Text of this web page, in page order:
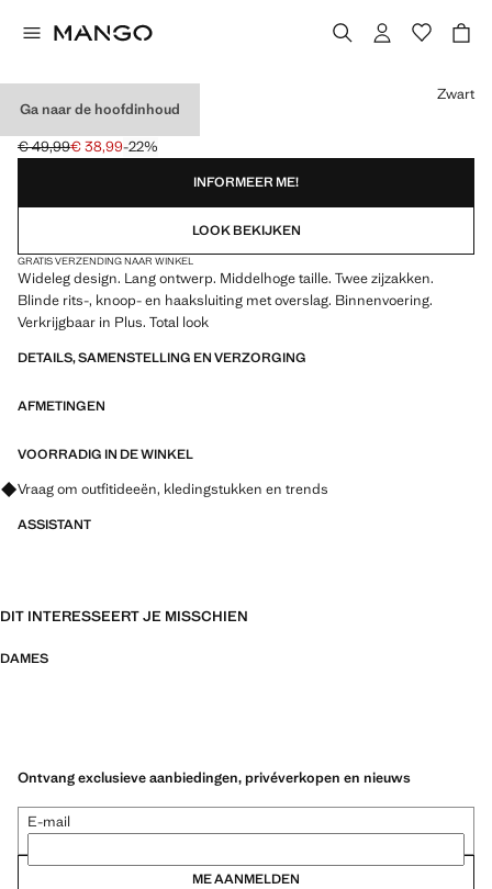
Ga naar de hoofdinhoud
Oorspronkelijke prijs doorgehaald [€ 49,99 ]
€ 49,99
Huidige prijs [€ 38,99 ]
€ 38,99-22%
Kies een kleur
Zwart
INFORMEER ME!
LOOK BEKIJKEN
GRATIS VERZENDING NAAR WINKEL
Wideleg design. Lang ontwerp. Middelhoge taille. Twee zijzakken.
Blinde rits-, knoop- en haaksluiting met overslag. Binnenvoering.
Verkrijgbaar in Plus. Total look
DETAILS, SAMENSTELLING EN VERZORGING
AFMETINGEN
VOORRADIG IN DE WINKEL
Vraag om outfitideeën, kledingstukken en trends
ASSISTANT
DIT INTERESSEERT JE MISSCHIEN
DAMES
Ontvang exclusieve aanbiedingen, privéverkopen en nieuws
E-mail
ME AANMELDEN